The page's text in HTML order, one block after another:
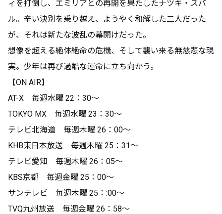
ィを打倒し、エミリアとの再開を果たしたナツキ・スバ
ル。辛い決別を乗り越え、ようやく和解した二人だった
が、それは新たな波乱の幕開けだった。
想像を超える絶体絶命の危機、そして襲い来る無慈悲な現
実。少年は再び過酷な運命に立ち向かう。
【ON AIR】
AT-X 毎週水曜 22：30～
TOKYO MX 毎週水曜 23：30～
テレビ北海道 毎週木曜 26：00～
KHB東日本放送 毎週木曜 25：31～
テレビ愛知 毎週木曜 26：05～
KBS京都 毎週金曜 25：00～
サンテレビ 毎週木曜 25：:00～
TVQ九州放送 毎週金曜 26：58～